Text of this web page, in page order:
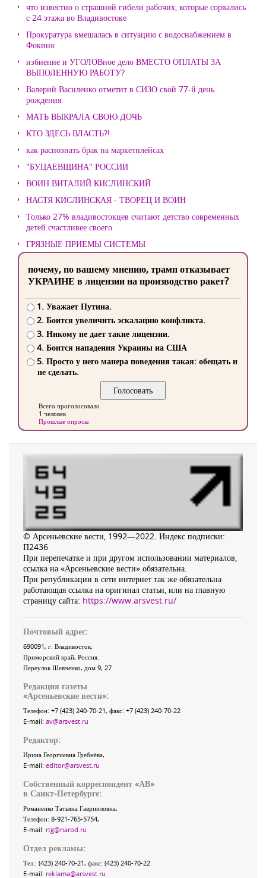
что известно о страшной гибели рабочих, которые сорвались
с 24 этажа во Владивостоке
Прокуратура вмешалась в ситуацию с водоснабжением в
Фокино
избиение и УГОЛОВное дело ВМЕСТО ОПЛАТЫ ЗА
ВЫПОЛЕННУЮ РАБОТУ?
Валерий Василенко отметит в СИЗО свой 77-й день
рождения
МАТЬ ВЫКРАЛА СВОЮ ДОЧЬ
КТО ЗДЕСЬ ВЛАСТЬ?!
как распознать брак на маркетплейсах
"БУЦАЕВЩИНА" РОССИИ
ВОИН ВИТАЛИЙ КИСЛИНСКИЙ
НАСТЯ КИСЛИНСКАЯ - ТВОРЕЦ И ВОИН
Только 27% владивостокцев считают детство современных
детей счастливее своего
ГРЯЗНЫЕ ПРИЕМЫ СИСТЕМЫ
почему, по вашему мнению, трамп отказывает
УКРАИНЕ в лицензии на производство ракет?
1. Уважает Путина.
2. Боится увеличить эскалацию конфликта.
3. Никому не дает такие лицензии.
4. Боится нападения Украины на США
5. Просто у него манера поведения такая: обещать и
не сделать.
Всего проголосовало
1 человек
Прошлые опросы
© Арсеньевские вести, 1992—2022. Индекс подписки:
П2436
При перепечатке и при другом использовании материалов,
ссылка на «Арсеньевские вести» обязательна.
При републикации в сети интернет так же обязательна
работающая ссылка на оригинал статьи, или на главную
страницу сайта: https://www.arsvest.ru/
Почтовый адрес:
690091, г. Владивосток,
Приморский край, Россия.
Переулок Шевченко, дом 9, 27
Редакция газеты
«Арсеньевские вести»:
Телефон: +7 (423) 240-70-21, факс: +7 (423) 240-70-22
E-mail: av@arsvest.ru
Редактор:
Ирина Георгиевна Гребнёва,
E-mail: editor@arsvest.ru
Собственный корреспондент «АВ»
в Санкт-Петербурге:
Романенко Татьяна Гаврииловна,
Телефон: 8-921-765-5754,
E-mail: rtg@narod.ru
Отдел рекламы:
Тел.: (423) 240-70-21, факс: (423) 240-70-22
E-mail: reklama@arsvest.ru